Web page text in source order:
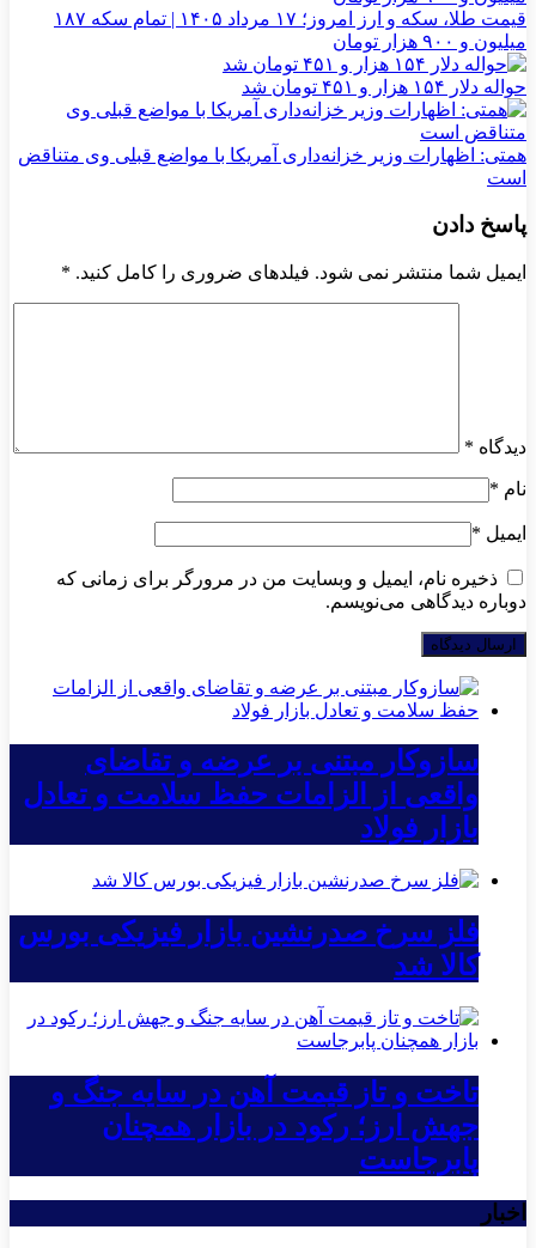
قیمت طلا، سکه و ارز امروز؛ ۱۷ مرداد ۱۴۰۵ | تمام سکه ۱۸۷
میلیون و ۹۰۰ هزار تومان
حواله دلار ۱۵۴ هزار و ۴۵۱ تومان شد
همتی: اظهارات وزیر خزانه‌داری آمریکا با مواضع قبلی وی متناقض
است
پاسخ دادن
ایمیل شما منتشر نمی شود. فیلدهای ضروری را کامل کنید. *
دیدگاه *
نام *
ایمیل *
ذخیره نام، ایمیل و وبسایت من در مرورگر برای زمانی که
دوباره دیدگاهی می‌نویسم.
سازوکار مبتنی بر عرضه و تقاضای
واقعی از الزامات حفظ سلامت و تعادل
بازار فولاد
فلز سرخ صدرنشین بازار فیزیکی بورس
کالا شد
تاخت و تاز قیمت آهن در سایه جنگ و
جهش ارز؛ رکود در بازار همچنان
پابرجاست
اخبار